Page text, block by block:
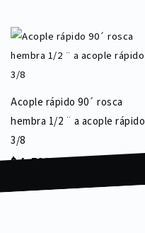
Acople rápido 90´ rosca
hembra 1/2 ¨ a acople rápido
3/8
$4.500,00